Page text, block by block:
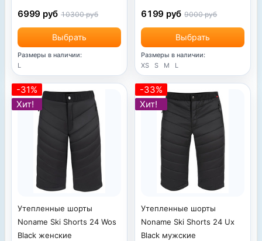
Выбрать
6999 руб 10300 руб
Размеры в наличии:
L
Выбрать
6199 руб 9000 руб
Размеры в наличии:
XS
S M L
-31%
Хит!
Утепленные шорты
Noname Ski Shorts 24 Wos
Black женские
-33%
Хит!
Утепленные шорты
Noname Ski Shorts 24 Uх
Black мужские